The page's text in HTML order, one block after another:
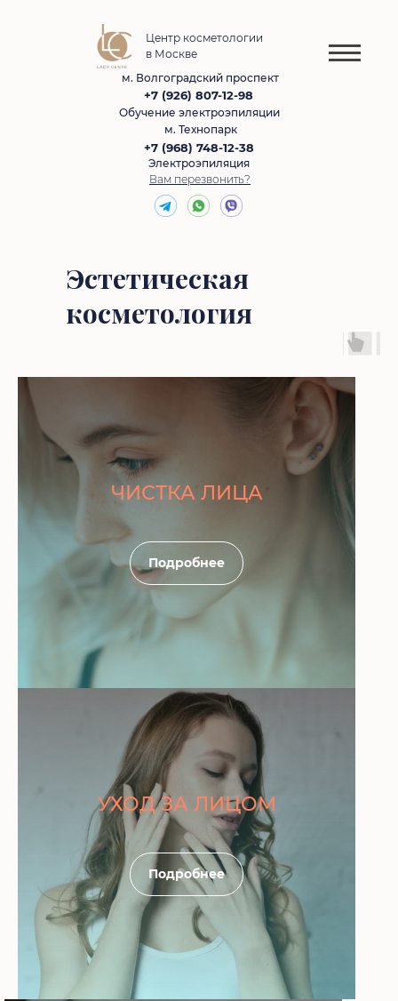
Центр косметологии
в Москве
Вам перезвонить?
+7 (968) 748-12-38
+7 (926) 807-12-98
м. Волгоградский проспект
м. Технопарк
Электроэпиляция
Обучение электроэпиляции
Эстетическая
косметология
ЧИСТКА ЛИЦА
Подробнее
УХОД ЗА ЛИЦОМ
Подробнее